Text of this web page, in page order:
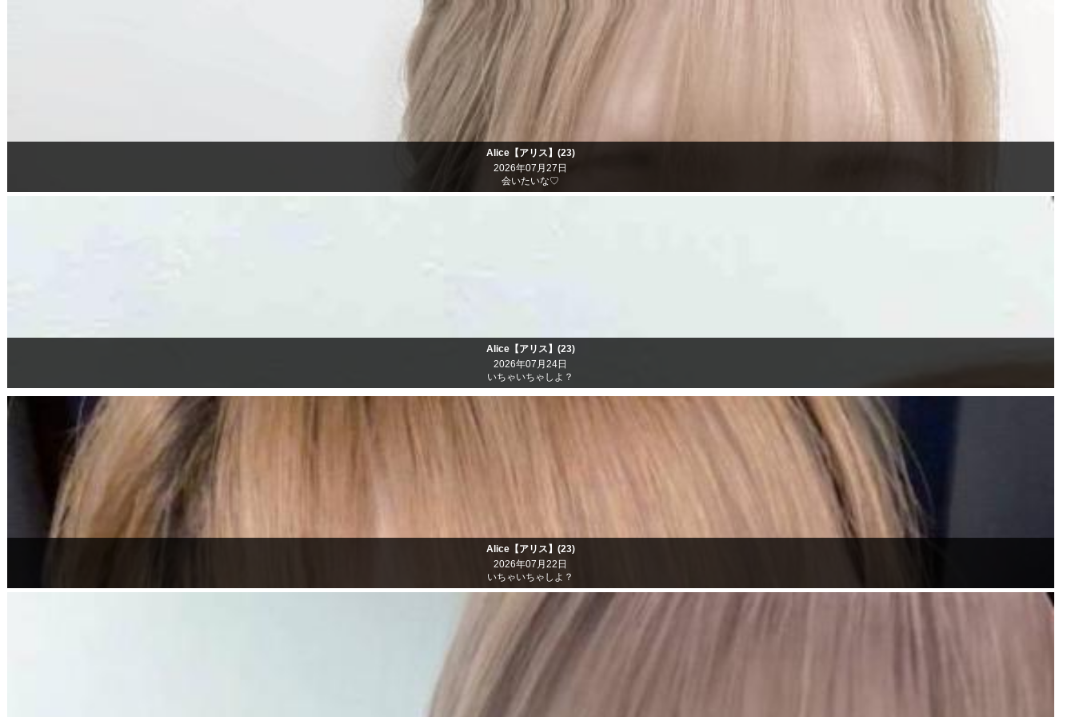
Alice【アリス】(23)
2026年07月27日
会いたいな♡
Alice【アリス】(23)
2026年07月24日
いちゃいちゃしよ？
Alice【アリス】(23)
2026年07月22日
いちゃいちゃしよ？